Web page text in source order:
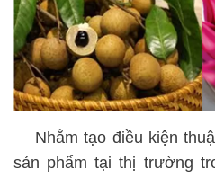
Nhằm tạo điều kiện
sản phẩm tại thị trường